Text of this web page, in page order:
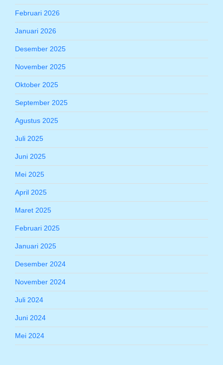
Februari 2026
Januari 2026
Desember 2025
November 2025
Oktober 2025
September 2025
Agustus 2025
Juli 2025
Juni 2025
Mei 2025
April 2025
Maret 2025
Februari 2025
Januari 2025
Desember 2024
November 2024
Juli 2024
Juni 2024
Mei 2024